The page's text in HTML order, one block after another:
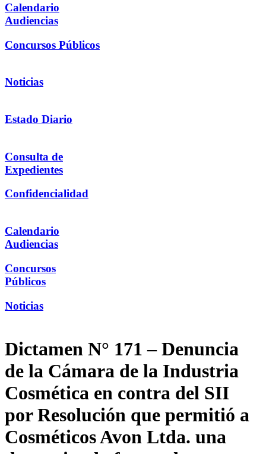
Calendario
Audiencias
Concursos Públicos
Noticias
Estado Diario
Consulta de
Expedientes
Confidencialidad
Calendario
Audiencias
Concursos
Públicos
Noticias
Dictamen N° 171 – Denuncia
de la Cámara de la Industria
Cosmética en contra del SII
por Resolución que permitió a
Cosméticos Avon Ltda. una